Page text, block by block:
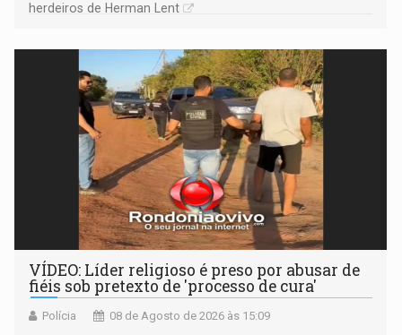
herdeiros de Herman Lent
VÍDEO: Líder religioso é preso por abusar de
fiéis sob pretexto de 'processo de cura'
Polícia 08 de Agosto de 2026 às 15:09